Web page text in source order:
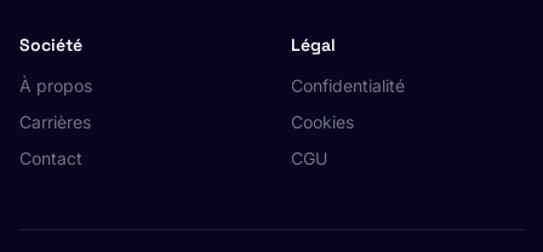
Société
À propos
Carrières
Contact
Légal
Confidentialité
Cookies
CGU